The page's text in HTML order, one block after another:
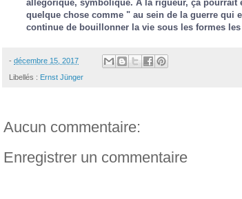
allégorique, symbolique. À la rigueur, ça pourrait
quelque chose comme " au sein de la guerre qui
continue de bouillonner la vie sous les formes
- décembre 15, 2017
Libellés : Ernst Jünger
Aucun commentaire:
Enregistrer un commentaire